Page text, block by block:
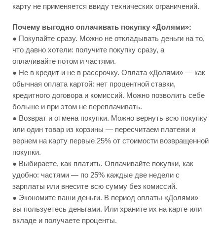
карту не применяется ввиду технических ограничений.
Почему выгодно оплачивать покупку «Долями»:
● Покупайте сразу. Можно не откладывать деньги на то,
что давно хотели: получите покупку сразу, а
оплачивайте потом и частями.
● Не в кредит и не в рассрочку. Оплата «Долями» — как
обычная оплата картой: нет процентной ставки,
кредитного договора и комиссий. Можно позволить себе
больше и при этом не переплачивать.
● Возврат и отмена покупки. Можно вернуть всю покупку
или один товар из корзины — пересчитаем платежи и
вернем на карту первые 25% от стоимости возвращенной
покупки.
● Выбираете, как платить. Оплачивайте покупки, как
удобно: частями — по 25% каждые две недели с
зарплаты или внесите всю сумму без комиссий.
● Экономите ваши деньги. В период оплаты «Долями»
вы пользуетесь деньгами. Или храните их на карте или
вкладе и получаете проценты.